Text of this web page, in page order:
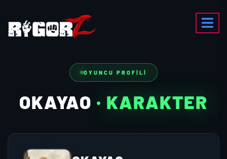
OYUNCU PROFILI
OKAYAO · KARAKTER